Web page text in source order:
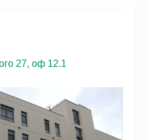
27, оф 12.1